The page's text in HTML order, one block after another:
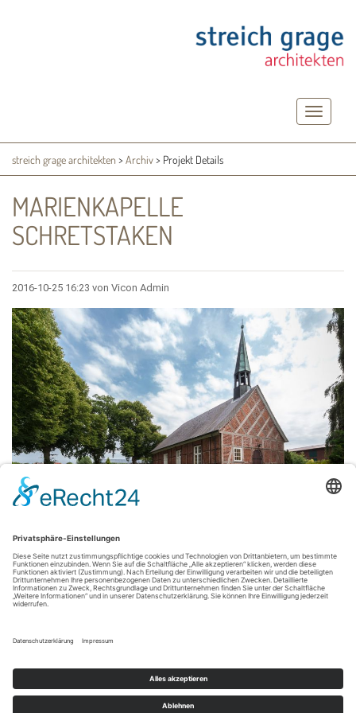
Toggle
navigation
streich grage architekten > Archiv> Projekt Details
MARIENKAPELLE
SCHRETSTAKEN
2016-10-25 16:23 von Vicon Admin
Neugestaltung Kappelleninnenraum
Einbau des Fensters von Jacques Gassmann
Baujahr 2012